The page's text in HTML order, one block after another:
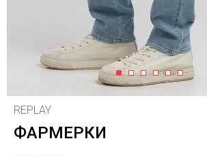
1 2 3 4 5 6
REPLAY
ФАРМЕРКИ